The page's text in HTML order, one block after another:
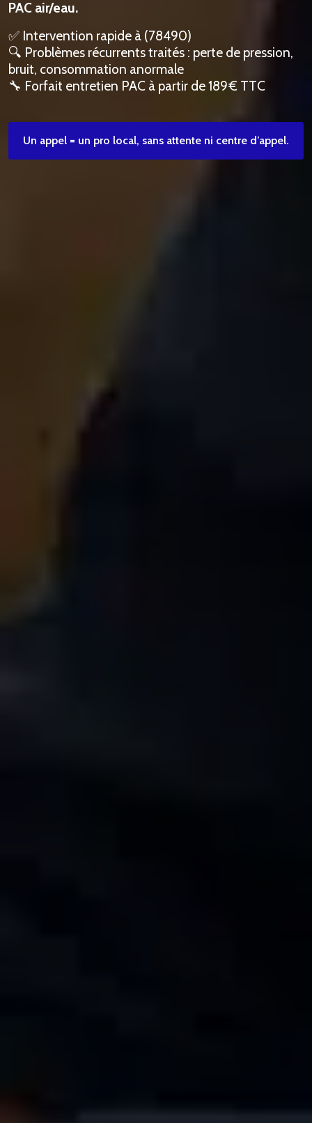
PAC air/eau.
✅ Intervention rapide à (78490)
🔍 Problèmes récurrents traités : perte de pression,
bruit, consommation anormale
🔧 Forfait entretien PAC à partir de 189 € TTC
Un appel = un pro local, sans attente ni centre d’appel.